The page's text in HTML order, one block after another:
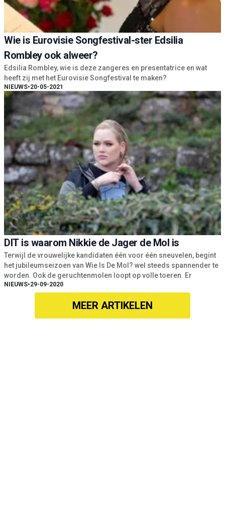
Wie is Eurovisie Songfestival-ster Edsilia
Rombley ook alweer?
Edsilia Rombley, wie is deze zangeres en presentatrice en wat
heeft zij met het Eurovisie Songfestival te maken?
NIEUWS•20-05-2021
DIT is waarom Nikkie de Jager de Mol is
Terwijl de vrouwelijke kandidaten één voor één sneuvelen, begint
het jubileumseizoen van Wie Is De Mol? wel steeds spannender te
worden. Ook de geruchtenmolen loopt op volle toeren. Er
NIEUWS•29-09-2020
MEER ARTIKELEN